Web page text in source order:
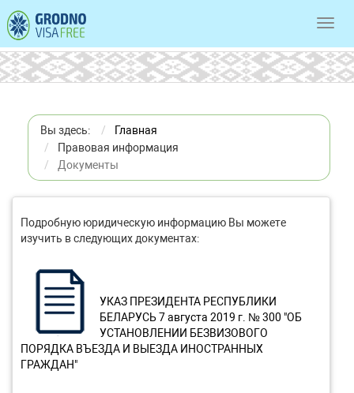
Вы здесь:
Главная
Правовая информация
Документы
Подробную юридическую информацию Вы можете
изучить в следующих документах:
УКАЗ ПРЕЗИДЕНТА РЕСПУБЛИКИ
БЕЛАРУСЬ 7 августа 2019 г. № 300 "ОБ
УСТАНОВЛЕНИИ БЕЗВИЗОВОГО
ПОРЯДКА ВЪЕЗДА И ВЫЕЗДА ИНОСТРАННЫХ
ГРАЖДАН"